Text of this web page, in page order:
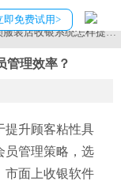
即免费试用>
装店收银系统怎样提升
管理效率？
提升顾客粘性具
员管理策略，选
市面上收银软件